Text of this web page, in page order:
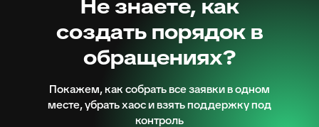
Не знаете, как
создать порядок в
обращениях?
Покажем, как собрать все заявки в одном
месте, убрать хаос и взять поддержку под
контроль